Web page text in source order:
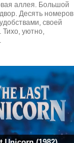
аллея. Большой
Десять номеров
своей
Тихо, уютно,